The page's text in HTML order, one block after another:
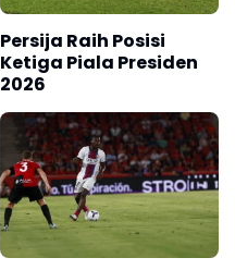
Persija Raih Posisi
Ketiga Piala Presiden
2026